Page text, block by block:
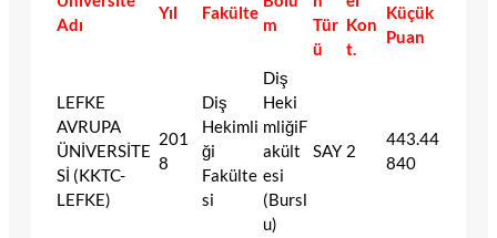
Adı
Yıl Fakülte
m
Tür
ü
Kon
t.
Küçük
Puan
LEFKE
AVRUPA
ÜNİVERSİTE
Sİ (KKTC-
LEFKE)
201
8
Diş
Hekimli
ği
Fakülte
si
Diş
Heki
mliğiF
akült
esi
(Bursl
u)
SAY 2
443.44
840